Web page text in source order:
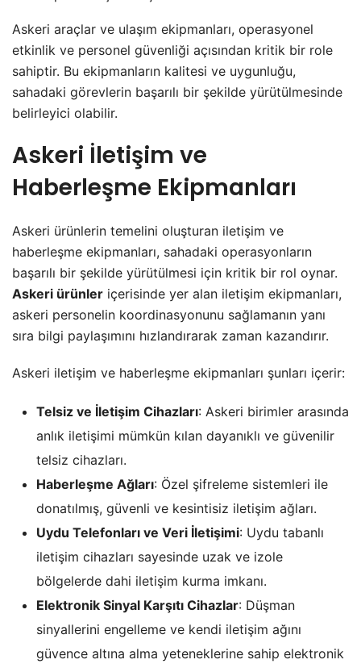
Askeri araçlar ve ulaşım ekipmanları, operasyonel
etkinlik ve personel güvenliği açısından kritik bir role
sahiptir. Bu ekipmanların kalitesi ve uygunluğu,
sahadaki görevlerin başarılı bir şekilde yürütülmesinde
belirleyici olabilir.
Askeri İletişim ve
Haberleşme Ekipmanları
Askeri ürünlerin temelini oluşturan iletişim ve
haberleşme ekipmanları, sahadaki operasyonların
başarılı bir şekilde yürütülmesi için kritik bir rol oynar.
Askeri ürünler içerisinde yer alan iletişim ekipmanları,
askeri personelin koordinasyonunu sağlamanın yanı
sıra bilgi paylaşımını hızlandırarak zaman kazandırır.
Askeri iletişim ve haberleşme ekipmanları şunları içerir:
Telsiz ve İletişim Cihazları: Askeri birimler arasında
anlık iletişimi mümkün kılan dayanıklı ve güvenilir
telsiz cihazları.
Haberleşme Ağları: Özel şifreleme sistemleri ile
donatılmış, güvenli ve kesintisiz iletişim ağları.
Uydu Telefonları ve Veri İletişimi: Uydu tabanlı
iletişim cihazları sayesinde uzak ve izole
bölgelerde dahi iletişim kurma imkanı.
Elektronik Sinyal Karşıtı Cihazlar: Düşman
sinyallerini engelleme ve kendi iletişim ağını
güvence altına alma yeteneklerine sahip elektronik